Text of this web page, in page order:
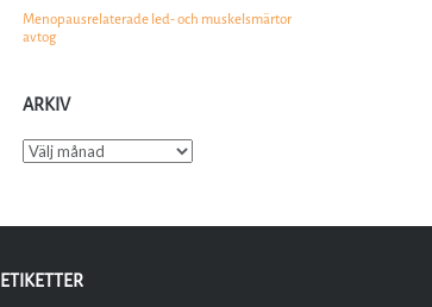
Menopausrelaterade led- och muskelsmärtor
avtog
ARKIV
Arkiv
ETIKETTER